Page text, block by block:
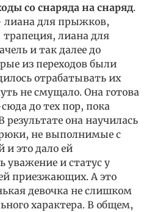
со снаряда на снаряд.
лиана для прыжков,
трапеция, лиана для
и так далее до
из переходов были
отрабатывать их
не смущало. Она готова
до тех пор, пока
результате она научилась
не выполнимые с
и это дало ей
уважение и статус у
приезжающих. А это
девочка не слишком
характера. В общем,